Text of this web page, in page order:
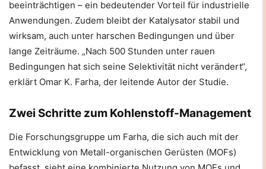
beeinträchtigen – ein bedeutender Vorteil für industrielle
Anwendungen. Zudem bleibt der Katalysator stabil und
wirksam, auch unter harschen Bedingungen und über
lange Zeiträume. „Nach 500 Stunden unter rauen
Bedingungen hat sich seine Selektivität nicht verändert“,
erklärt Omar K. Farha, der leitende Autor der Studie.
Zwei Schritte zum Kohlenstoff-Management
Die Forschungsgruppe um Farha, die sich auch mit der
Entwicklung von Metall-organischen Gerüsten (MOFs)